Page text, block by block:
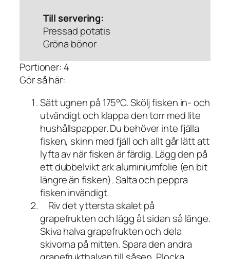
Till servering:
Pressad potatis
Gröna bönor
Portioner: 4
Gör så här:
Sätt ugnen på 175°C. Skölj fisken in- och
utvändigt och klappa den torr med lite
hushållspapper. Du behöver inte fjälla
fisken, skinn med fjäll och allt går lätt att
lyfta av när fisken är färdig. Lägg den på
ett dubbelvikt ark aluminiumfolie (en bit
längre än fisken). Salta och peppra
fisken invändigt.
Riv det yttersta skalet på
grapefrukten och lägg åt sidan så länge.
Skiva halva grapefrukten och dela
skivorna på mitten. Spara den andra